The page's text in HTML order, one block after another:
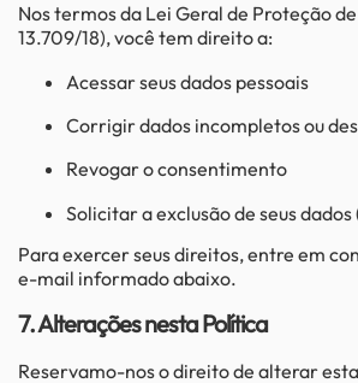
Nos termos da Lei Geral de Proteção
13.709/18), você tem direito a:
Acessar seus dados pessoais
Corrigir dados incompletos ou
Revogar o consentimento
Solicitar a exclusão de seus
Para exercer seus direitos, entre em
e-mail informado abaixo.
7. Alterações nesta Política
Reservamo-nos o direito de alterar